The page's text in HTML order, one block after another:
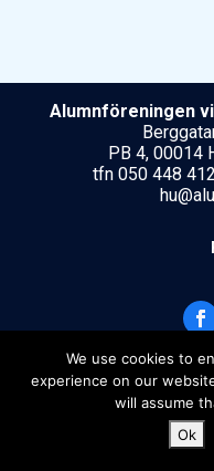
Alumnföreningen
PB 4, 00014
tfn 050 448
We use cookies to
experience on our
will assume
Ok